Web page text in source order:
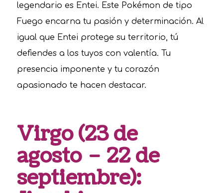
legendario es Entei. Este Pokémon de tipo
Fuego encarna tu pasión y determinación. Al
igual que Entei protege su territorio, tú
defiendes a los tuyos con valentía. Tu
presencia imponente y tu corazón
apasionado te hacen destacar.
Virgo (23 de
agosto – 22 de
septiembre):